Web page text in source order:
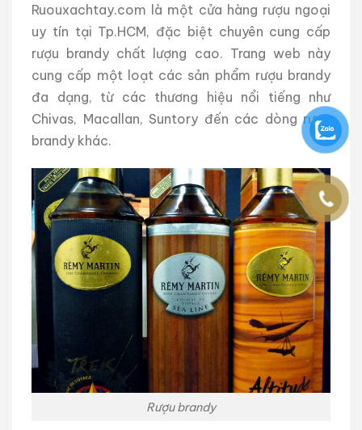
Ruouxachtay.com là một cửa hàng rượu ngoại
uy tín tại Tp.HCM, đặc biệt chuyên cung cấp
rượu brandy chất lượng cao. Trang web này
cung cấp một loạt các sản phẩm rượu brandy
đa dạng, từ các thương hiệu nổi tiếng như
Chivas, Macallan, Suntory đến các dòng rượu
brandy khác.
Rượu brandy